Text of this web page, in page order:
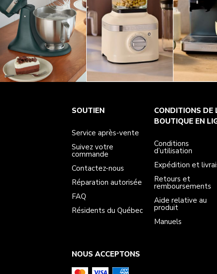
Service après-vente
Suivez votre commande
FAQ
Résidents du Québec
Conditions d’utilisation
Expédition et livraison
Manuels
La marque
International
SOUTIEN
Service après-vente
Suivez votre
commande
Contactez-nous
Réparation autorisée
FAQ
Résidents du Québec
CONDITIONS DE
BOUTIQUE EN
Conditions
d’utilisation
Expédition et
Retours et
remboursements
Aide relative au
produit
Manuels
NOUS ACCEPTONS